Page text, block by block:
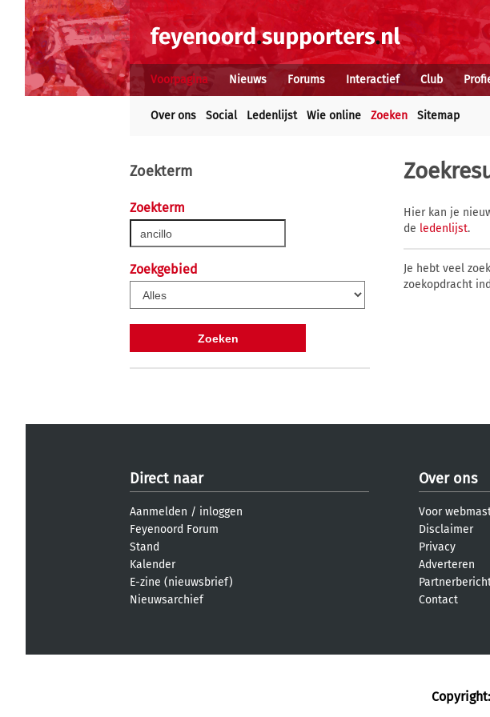
Voorpagina Nieuws Forums Interactief Club
Over ons Social Ledenlijst Wie online Zoeken Sitemap
Zoekterm
Zoekterm
Zoekgebied
Hier kan je
de ledenlijst.
Je hebt veel
zoekopdracht
Direct naar
Aanmelden / inloggen
Feyenoord Forum
Stand
Kalender
E-zine (nieuwsbrief)
Nieuwsarchief
Over ons
Voor
Disclaimer
Privacy
Adverteren
Contact